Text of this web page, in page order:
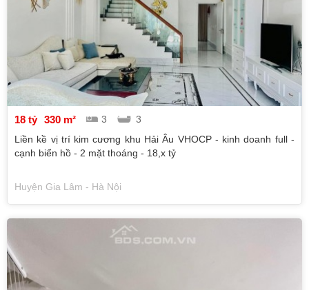
18 tỷ 330 m² 3
3
Liền kề vị trí kim cương khu Hải Âu VHOCP - kinh doanh full -
cạnh biển hồ - 2 mặt thoáng - 18,x tỷ
Huyện Gia Lâm - Hà Nội